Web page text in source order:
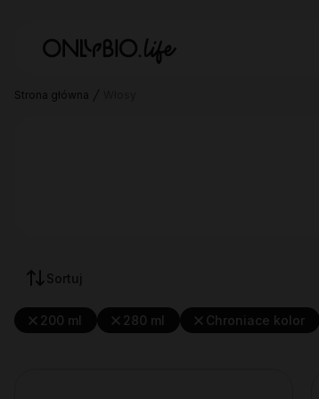
Strona główna
Sortuj
200 ml 280 ml Chroniace kolor